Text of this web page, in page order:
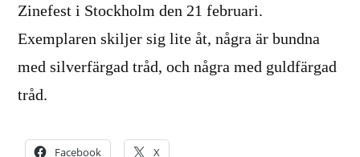
Zinefest i Stockholm den 21 februari.
Exemplaren skiljer sig lite åt, några är bundna
med silverfärgad tråd, och några med guldfärgad
tråd.
Facebook X